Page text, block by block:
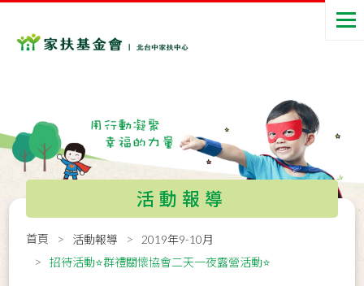
活動報導
首頁 活動報導
2019年9-10月
招待活動⭐群禮關懷協會二天一夜露營活動⭐